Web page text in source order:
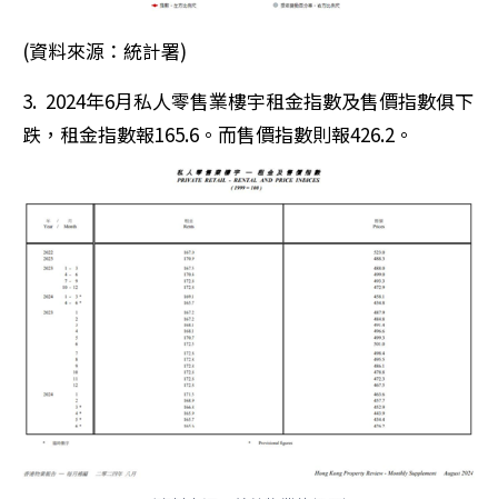
(資料來源：統計署)
3. 2024年6月私人零售業樓宇租金指數及售價指數俱下
跌，租金指數報165.6。而售價指數則報426.2。